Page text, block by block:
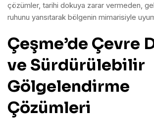
çözümler, tarihi dokuya zarar vermeden,
ruhunu yansıtarak bölgenin mimarisiyle
Çeşme’de Çevre
ve Sürdürülebilir
Gölgelendirme
Çözümleri